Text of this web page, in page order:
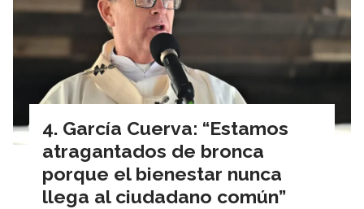
García Cuerva: “Estamos
atragantados de bronca
porque el bienestar nunca
llega al ciudadano común”